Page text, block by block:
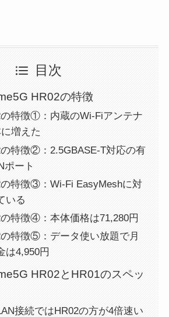
目次
HR02の特徴
の特徴①：内蔵のWi-Fiアンテナ
増えた
特徴②：2.5GBASE-T対応の有
ポート
の特徴③：Wi-Fi EasyMeshに対
いる
特徴④：本体価格は71,280円
の特徴⑤：データ使い放題で月
は4,950円
HR02とHR01のスペッ
接続ではHR02の方が4倍速い